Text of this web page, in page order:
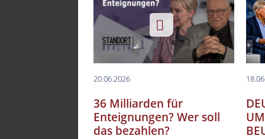
20.06.2026
36 Milliarden für
Enteignungen? Wer soll
das bezahlen?